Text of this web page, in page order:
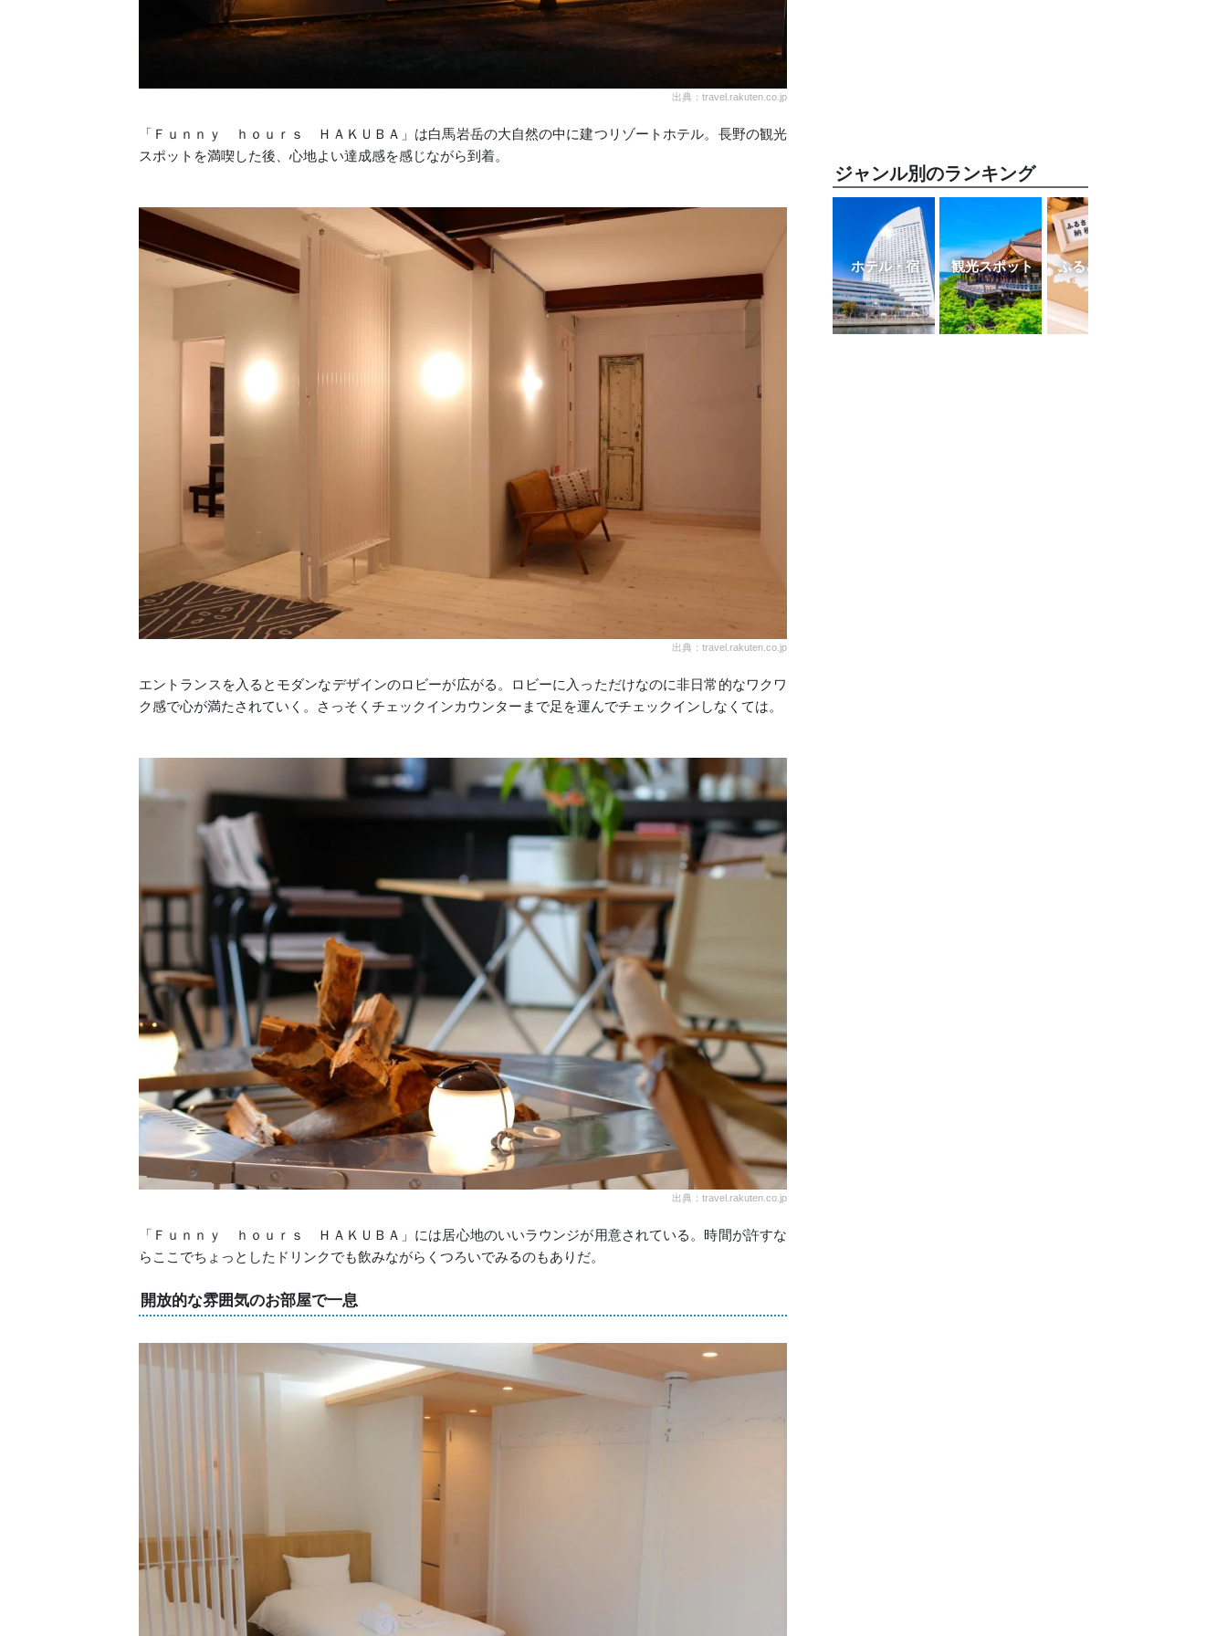
出典：travel.rakuten.co.jp
「Ｆｕｎｎｙ ｈｏｕｒｓ ＨＡＫＵＢＡ」は白馬岩岳の大自然の中に建つリゾートホテル。長野の観光
スポットを満喫した後、心地よい達成感を感じながら到着。
出典：travel.rakuten.co.jp
エントランスを入るとモダンなデザインのロビーが広がる。ロビーに入っただけなのに非日常的なワクワ
ク感で心が満たされていく。さっそくチェックインカウンターまで足を運んでチェックインしなくては。
出典：travel.rakuten.co.jp
「Ｆｕｎｎｙ ｈｏｕｒｓ ＨＡＫＵＢＡ」には居心地のいいラウンジが用意されている。時間が許すな
らここでちょっとしたドリンクでも飲みながらくつろいでみるのもありだ。
開放的な雰囲気のお部屋で一息
ジャンル別のランキング
ホテル・宿 観光スポット ふるさと納税